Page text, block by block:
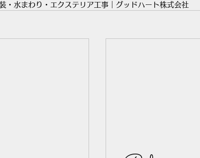
・水まわり・エクステリア工事｜グッドハート株式会社